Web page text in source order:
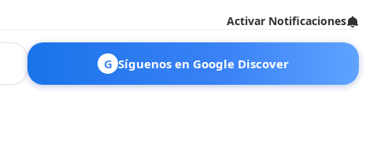
Activar Notificaciones
G Síguenos en Google Discover